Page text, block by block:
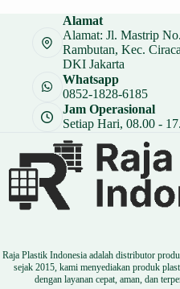
Rp 30.000.
adalah:
Rp 22.500.
Alamat
Alamat: Jl. Mastrip
Rambutan, Kec.
DKI Jakarta
Whatsapp
0852-1828-6185
Jam Operasional
Setiap Hari, 08.00 -
Raja Plastik Indonesia adalah distributor
sejak 2015, kami menyediakan produk
dengan layanan cepat, aman, dan